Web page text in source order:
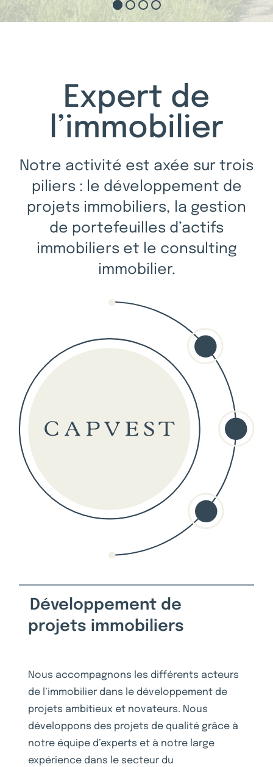
Expert de
l’immobilier
Notre activité est axée sur trois
piliers : le développement de
projets immobiliers, la gestion
de portefeuilles d’actifs
immobiliers et le consulting
immobilier.
Développement de
projets immobiliers
Nous accompagnons les différents acteurs
de l’immobilier dans le développement de
projets ambitieux et novateurs. Nous
développons des projets de qualité grâce à
notre équipe d’experts et à notre large
expérience dans le secteur du